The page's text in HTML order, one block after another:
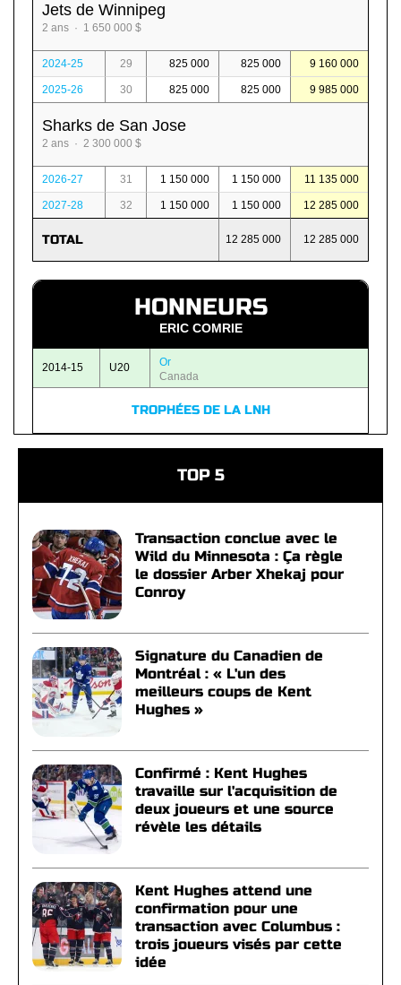
Jets de Winnipeg
2 ans · 1 650 000 $
2024-25 29 825 000 825 000 9 160 000
2025-26 30 825 000 825 000 9 985 000
Sharks de San Jose
2 ans · 2 300 000 $
2026-27 31 1 150 000 1 150 000 11 135 000
2027-28 32 1 150 000 1 150 000 12 285 000
TOTAL 12 285 000 12 285 000
HONNEURS
ERIC COMRIE
2014-15 U20
Or
Canada
TROPHÉES DE LA LNH
TOP 5
Transaction conclue avec le
Wild du Minnesota : Ça règle
le dossier Arber Xhekaj pour
Conroy
Signature du Canadien de
Montréal : « L'un des
meilleurs coups de Kent
Hughes »
Confirmé : Kent Hughes
travaille sur l'acquisition de
deux joueurs et une source
révèle les détails
Kent Hughes attend une
confirmation pour une
transaction avec Columbus :
trois joueurs visés par cette
idée